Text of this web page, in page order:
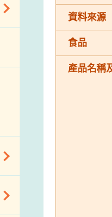
資料來源
食品
產品名稱